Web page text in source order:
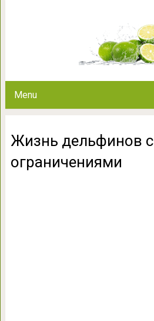
Menu
Жизнь дельфинов с
ограничениями